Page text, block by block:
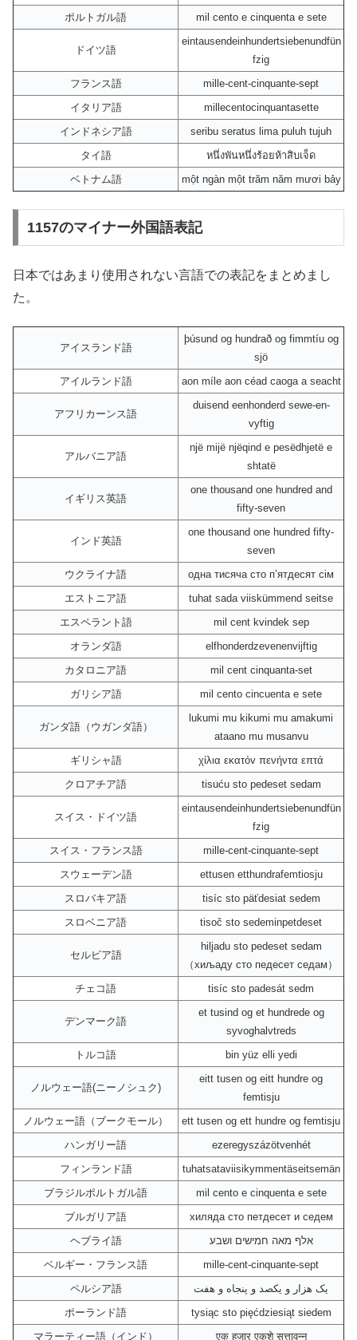
ポルトガル語
mil cento e cinquenta e sete
ドイツ語
eintausendeinhundertsiebenundfün
fzig
フランス語
mille-cent-cinquante-sept
イタリア語
millecentocinquantasette
インドネシア語
seribu seratus lima puluh tujuh
タイ語
หนึ่งพันหนึ่งร้อยห้าสิบเจ็ด
ベトナム語
một ngàn một trăm năm mươi bảy
1157のマイナー外国語表記
日本ではあまり使用されない言語での表記をまとめまし
た。
アイスランド語
þúsund og hundrað og fimmtíu og
sjö
アイルランド語
aon míle aon céad caoga a seacht
アフリカーンス語
duisend eenhonderd sewe-en-
vyftig
アルバニア語
një mijë njëqind e pesëdhjetë e
shtatë
イギリス英語
one thousand one hundred and
fifty-seven
インド英語
one thousand one hundred fifty-
seven
ウクライナ語
одна тисяча сто пʼятдесят сім
エストニア語
tuhat sada viiskümmend seitse
エスペラント語
mil cent kvindek sep
オランダ語
elfhonderdzevenenvijftig
カタロニア語
mil cent cinquanta-set
ガリシア語
mil cento cincuenta e sete
ガンダ語（ウガンダ語）
lukumi mu kikumi mu amakumi
ataano mu musanvu
ギリシャ語
χίλια εκατόv πενήντα επτά
クロアチア語
tisuću sto pedeset sedam
スイス・ドイツ語
eintausendeinhundertsiebenundfün
fzig
スイス・フランス語
mille-cent-cinquante-sept
スウェーデン語
ettusen etthundrafemtiosju
スロバキア語
tisíc sto päťdesiat sedem
スロベニア語
tisoč sto sedeminpetdeset
セルビア語
hiljadu sto pedeset sedam
（хиљаду сто педесет седам）
チェコ語
tisíc sto padesát sedm
デンマーク語
et tusind og et hundrede og
syvoghalvtreds
トルコ語
bin yüz elli yedi
ノルウェー語(ニーノシュク)
eitt tusen og eitt hundre og
femtisju
ノルウェー語（ブークモール）
ett tusen og ett hundre og femtisju
ハンガリー語
ezeregyszázötvenhét
フィンランド語
tuhatsataviisikymmentäseitsemän
ブラジルポルトガル語
mil cento e cinquenta e sete
ブルガリア語
хиляда сто петдесет и седем
ヘブライ語
אלף מאה חמישים ושבע
ベルギー・フランス語
mille-cent-cinquante-sept
ペルシア語
یک هزار و یکصد و پنجاه و هفت
ポーランド語
tysiąc sto pięćdziesiąt siedem
マラーティー語（インド）
एक हजार एकशे सत्तावन्न